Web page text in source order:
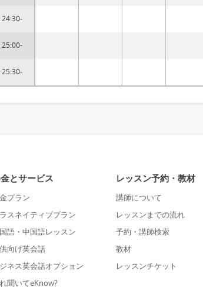
24:30-
25:00-
25:30-
とサービス
プラン
スネイティブプラン
語・中国語レッスン
向け英会話
ネス英会話オプション
聞いてeKnow?
レッスン予約・教材
講師について
レッスンまでの流れ
予約・講師検索
教材
レッスンチケット